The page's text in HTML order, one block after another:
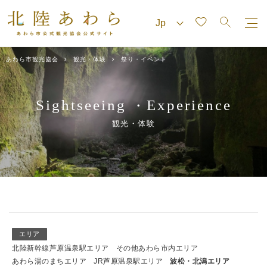
あわら市観光協会 観光・体験 祭り・イベント
Sightseeing・ Experience
観光・体験
エリア
北陸新幹線芦原温泉駅エリア
その他あわら市内エリア
あわら湯のまちエリア
JR芦原温泉駅エリア
波松・北潟エリア